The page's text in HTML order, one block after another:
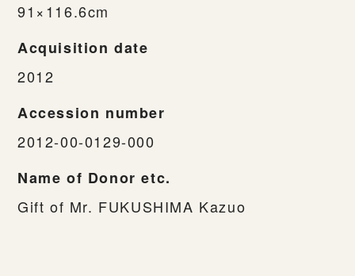
91×116.6cm
Acquisition date
2012
Accession number
2012-00-0129-000
Name of Donor etc.
Gift of Mr. FUKUSHIMA Kazuo